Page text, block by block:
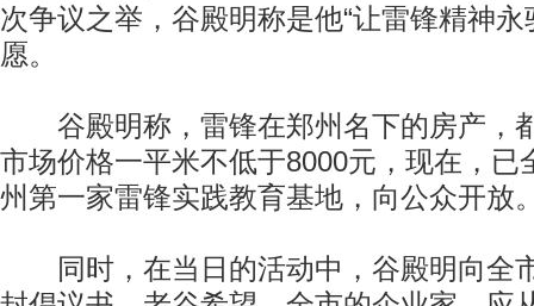
次争议之举，谷殿明称是他“让雷锋精神永
愿。
谷殿明称，雷锋在郑州名下的房产，
市场价格一平米不低于8000元，现在，已
州第一家雷锋实践教育基地，向公众开放
同时，在当日的活动中，谷殿明向全